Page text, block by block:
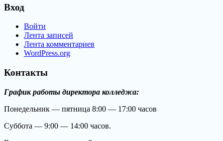
Вход
Войти
Лента записей
Лента комментариев
WordPress.org
Контакты
График работы директора колледжа:
Понедельник — пятница 8:00 — 17:00 часов
Суббота — 9:00 — 14:00 часов.